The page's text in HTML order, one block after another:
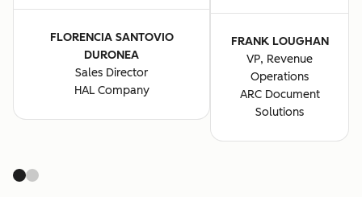
FLORENCIA SANTOVIO
DURONEA
Sales Director
HAL Company
FRANK LOUGHAN
VP, Revenue
Operations
ARC Document
Solutions